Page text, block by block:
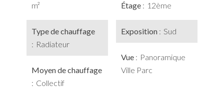
m²
Type de chauffage
Radiateur
Moyen de chauffage
Collectif
Étage 12ème
Exposition Sud
Vue
Panoramique
Ville Parc